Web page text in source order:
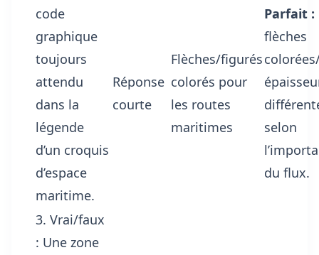
code
graphique
toujours
attendu
dans la
légende
d’un croquis
d’espace
maritime.
Réponse
courte
Flèches/figurés
colorés pour
les routes
maritimes
Parfait :
flèches
selon
du flux.
3. Vrai/faux
: Une zone